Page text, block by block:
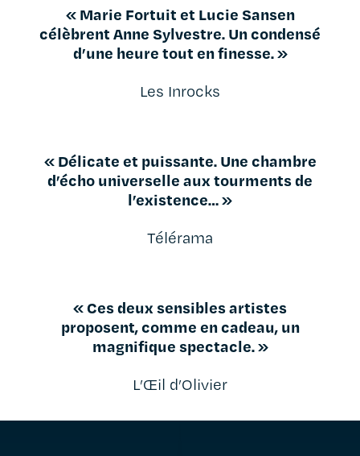
« Marie Fortuit et Lucie Sansen
célèbrent Anne Sylvestre. Un condensé
d’une heure tout en finesse. »
Les Inrocks
« Délicate et puissante. Une chambre
d’écho universelle aux tourments de
l’existence… »
Télérama
« Ces deux sensibles artistes
proposent, comme en cadeau, un
magnifique spectacle. »
L’Œil d’Olivier